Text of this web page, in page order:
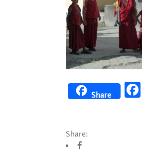
Share
Share: